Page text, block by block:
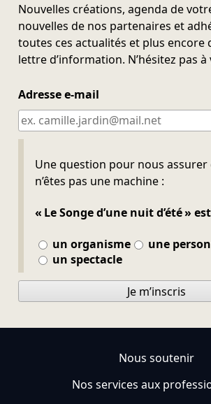
Nouvelles créations, agenda de
nouvelles de nos partenaires et
toutes ces actualités et plus encore
lettre d’information. N’hésitez pas
Adresse e-mail
Une question pour nous assurer
n’êtes pas une machine :
« Le Songe d’une nuit d’été »
un organisme
une
un spectacle
Ne pas remplir
Je m’inscris
Nous soutenir
Nos services aux